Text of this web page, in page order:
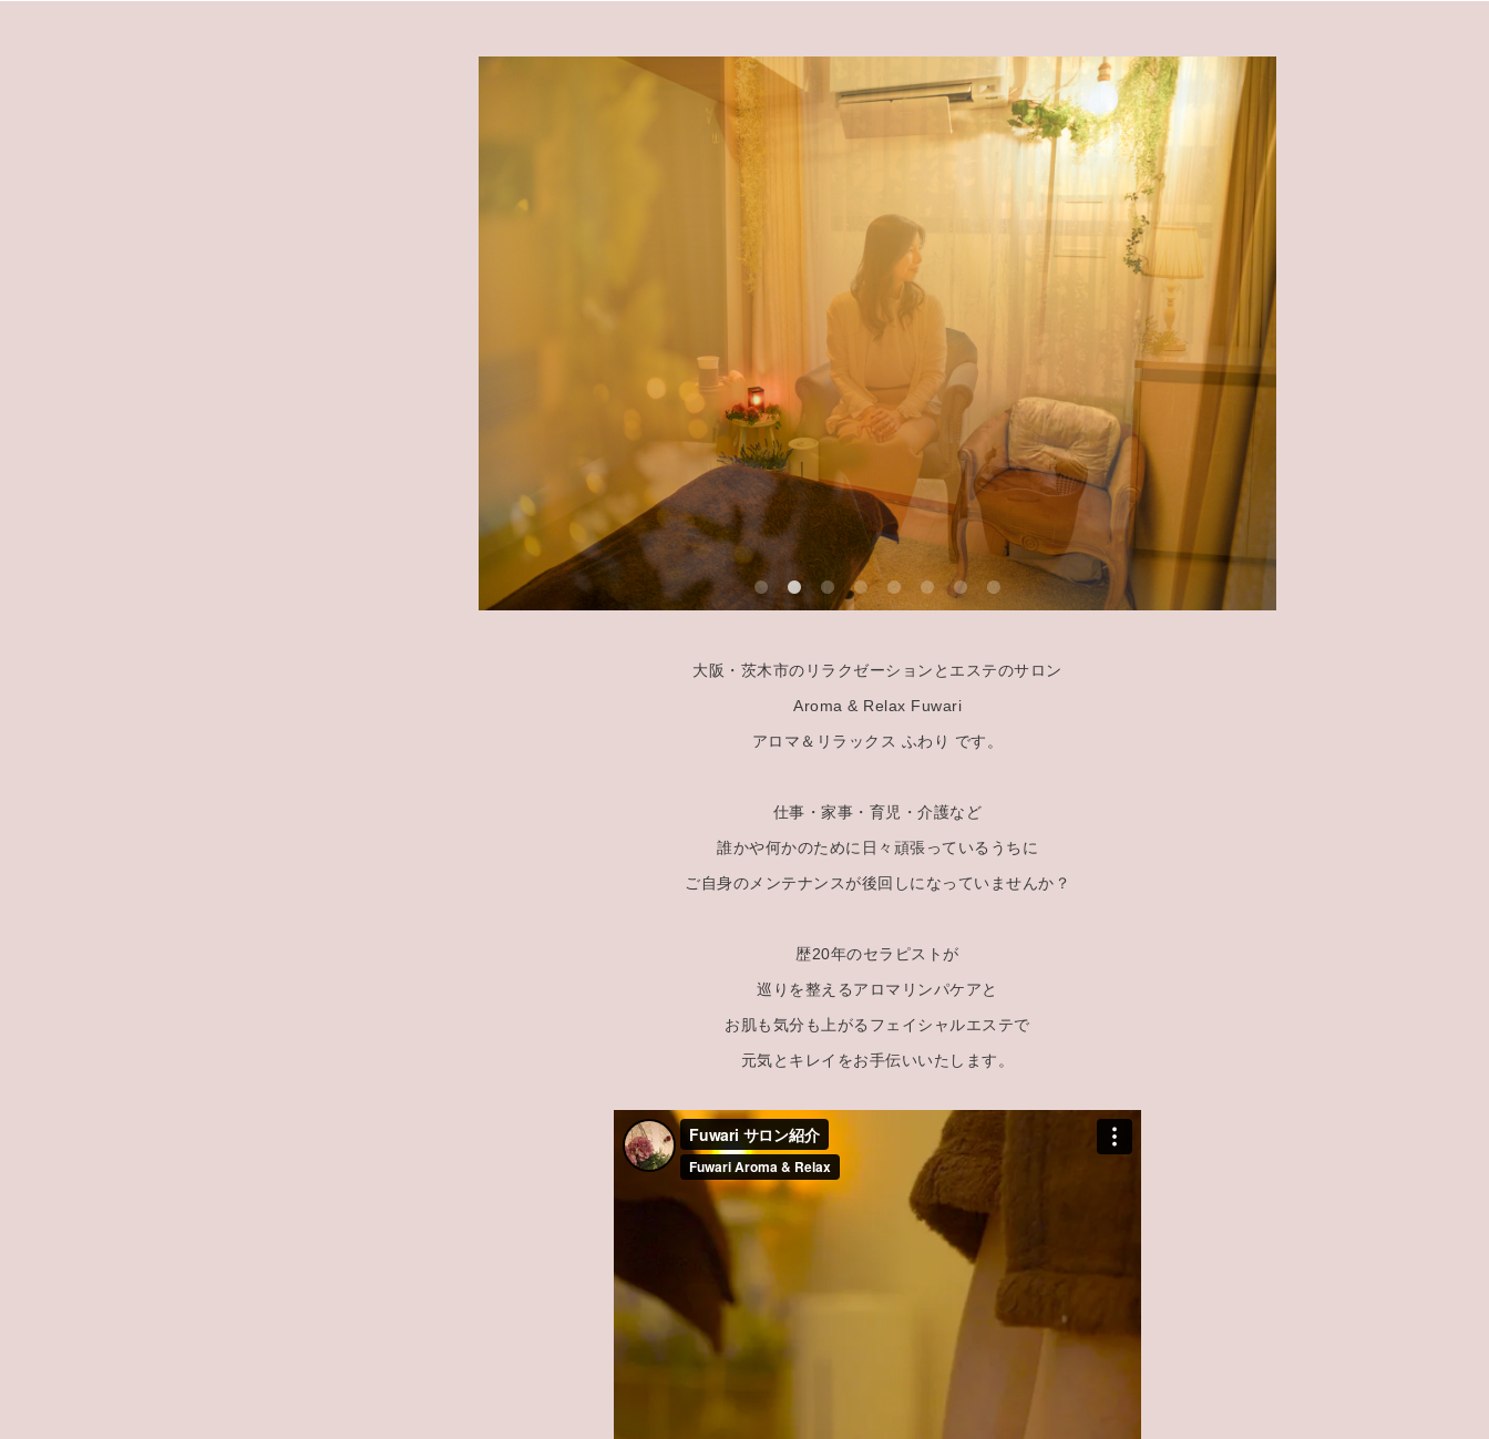
大阪・茨木市のリラクゼーションとエステのサロン
Aroma & Relax Fuwari
アロマ＆リラックス ふわり です。
仕事・家事・育児・介護など
誰かや何かのために日々頑張っているうちに
ご自身のメンテナンスが後回しになっていませんか？
歴20年のセラピストが
巡りを整えるアロマリンパケアと
お肌も気分も上がるフェイシャルエステで
元気とキレイをお手伝いいたします。